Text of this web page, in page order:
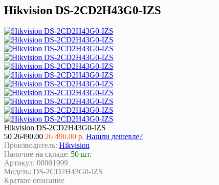
Hikvision DS-2CD2H43G0-IZS
Hikvision DS-2CD2H43G0-IZS
50 26490.00 26 490.00 р. Нашли дешевле?
Производитель: Hikvision
Наличие на складе: 50 шт.
Артикул: 00001999
Модель: DS-2CD2H43G0-IZS
Краткое описание